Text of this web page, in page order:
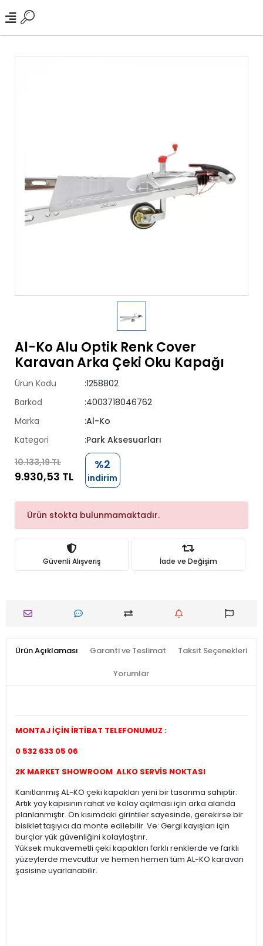
Al-Ko Alu Optik Renk Cover
Karavan Arka Çeki Oku Kapağı
Ürün Kodu
:1258802
Barkod
:4003718046762
Marka
:Al-Ko
Kategori
:Park Aksesuarları
10.133,19 TL
9.930,53 TL
%2
indirim
Ürün stokta bulunmamaktadır.
Güvenli Alışveriş İade ve Değişim
Ürün Açıklaması Garanti ve Teslimat Taksit Seçenekleri
Yorumlar
MONTAJ İÇİN İRTİBAT TELEFONUMUZ :
0 532 633 05 06
2K MARKET SHOWROOM ALKO SERVİS NOKTASI
Kanıtlanmış AL-KO çeki kapakları yeni bir tasarıma sahiptir:
Artık yay kapısının rahat ve kolay açılması için arka alanda
planlanmıştır. Ön kısımdaki girintiler sayesinde, gerekirse bir
bisiklet taşıyıcı da monte edilebilir. Ve: Gergi kayışları için
burçlar yük güvenliğini kolaylaştırır.
Yüksek mukavemetli çeki kapakları farklı renklerde ve farklı
yüzeylerde mevcuttur ve hemen hemen tüm AL-KO karavan
şasisine uyarlanabilir.